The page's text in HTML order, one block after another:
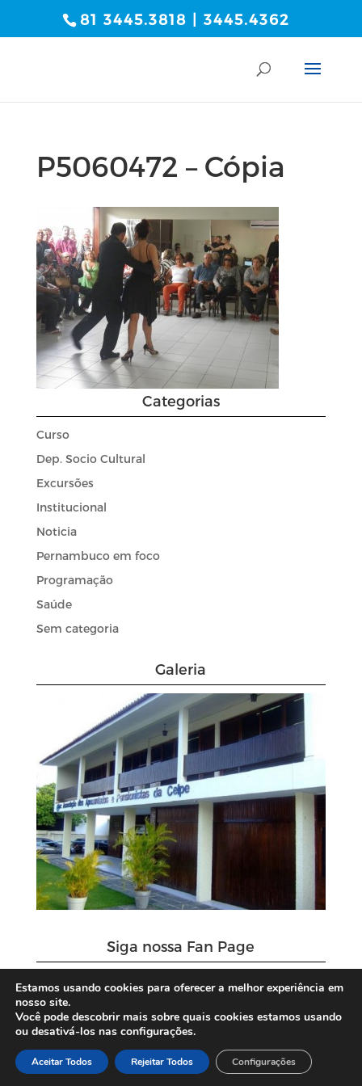
81 3445.3818 | 3445.4362
P5060472 – Cópia
Categorias
Curso
Dep. Socio Cultural
Excursões
Institucional
Noticia
Pernambuco em foco
Programação
Saúde
Sem categoria
Galeria
Siga nossa Fan Page
Estamos usando cookies para oferecer a melhor experiência em
nosso site.
Você pode descobrir mais sobre quais cookies estamos usando
ou desativá-los nas configurações.
Aceitar Todos Rejeitar Todos Configurações